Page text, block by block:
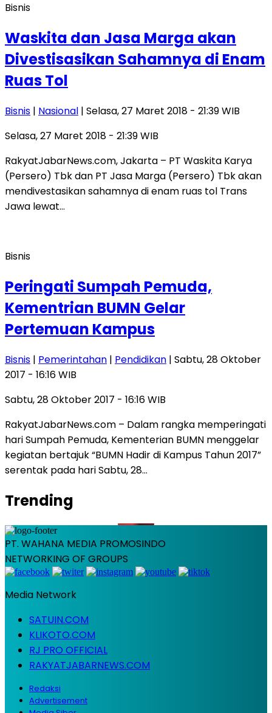
Bisnis
Waskita dan Jasa Marga akan
Divestisasikan Sahamnya di Enam
Ruas Tol
Bisnis | Nasional | Selasa, 27 Maret 2018 - 21:39 WIB
Selasa, 27 Maret 2018 - 21:39 WIB
RakyatJabarNews.com, Jakarta – PT Waskita Karya
(Persero) Tbk dan PT Jasa Marga (Persero) Tbk akan
mendivestasikan sahamnya di enam ruas tol Trans
Jawa lewat…
Bisnis
Peringati Sumpah Pemuda,
Kementrian BUMN Gelar
Pertemuan Kampus
Bisnis | Pemerintahan | Pendidikan | Sabtu, 28 Oktober
2017 - 16:16 WIB
Sabtu, 28 Oktober 2017 - 16:16 WIB
RakyatJabarNews.com – Dalam rangka memperingati
hari Sumpah Pemuda, Kementerian BUMN menggelar
kegiatan bertajuk “BUMN Hadir di Kampus Tahun 2017”
serentak pada hari Sabtu, 28…
Trending
PT. WAHANA MEDIA PROMOSINDO
NETWORKING OF GROUPS
Media Network
SATUIN.COM
KLIKOTO.COM
RJ PRO OFFICIAL
RAKYATJABARNEWS.COM
Redaksi
Advertisement